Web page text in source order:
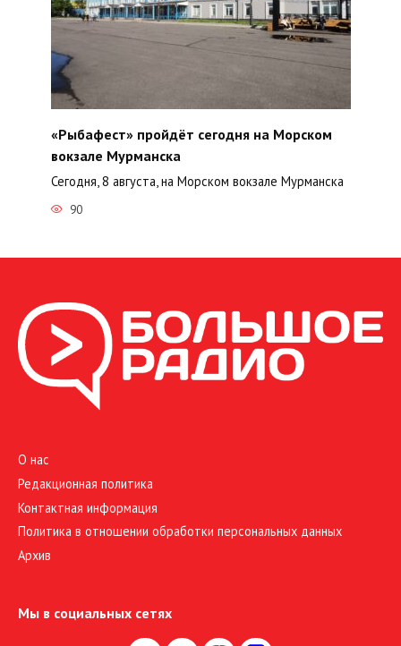
«Рыбафест» пройдёт сегодня на Морском
вокзале Мурманска
Сегодня, 8 августа, на Морском вокзале Мурманска
90
О нас
Редакционная политика
Контактная информация
Политика в отношении обработки персональных данных
Архив
Мы в социальных сетях